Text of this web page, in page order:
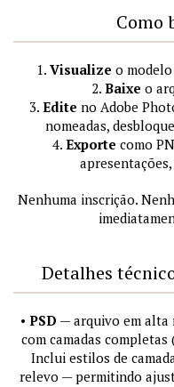
Como
1. Visualize o
2. Baixe o
3. Edite no Adobe
nomeadas,
4. Exporte como
Nenhuma inscrição.
Detalhes
• PSD — arquivo em alta
com camadas
Inclui estilos de
relevo — permitindo